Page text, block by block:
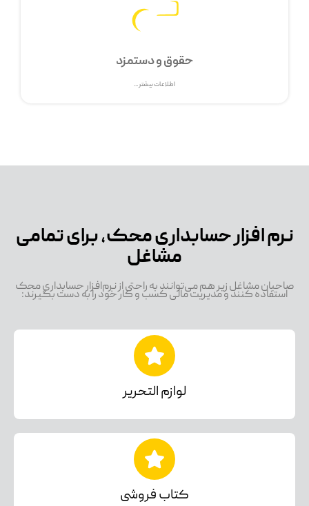
حقوق و دستمزد
اطلاعات بیشتر ...
نرم افزار حسابداری محک، برای تمامی
مشاغل
صاحبان مشاغل زیر هم می‌توانند به راحتی از نرم‌افزار حسابداری محک
استفاده کنند و مدیریت مالی کسب و کار خود را به دست بگیرند:
لوازم التحریر
کتاب فروشی